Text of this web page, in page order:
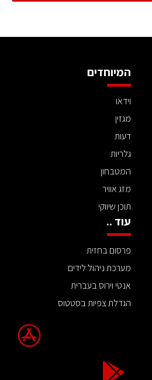
המיוחדים
וידאו
מגזין
דעות
גלריות
המטבחון
מזג אוויר
תוכן שיווקי
עוד ..
פרסום בחזית
מערכת ניהול לידים
אנטי וירוס בעברית
הגדלת צפיות בסטטוס